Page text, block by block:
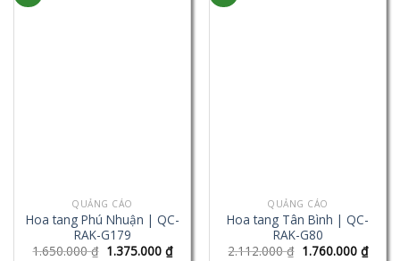
QUẢNG CÁO
Hoa tang Phú Nhuận | QC-
RAK-G179
1.650.000₫ 1.375.000 ₫
QUẢNG CÁO
Hoa tang Tân Bình | QC-
RAK-G80
2.112.000₫ 1.760.000 ₫